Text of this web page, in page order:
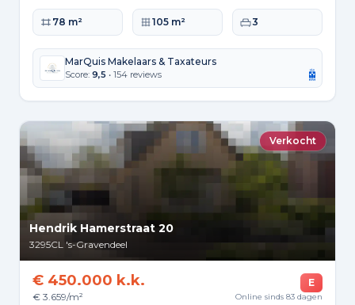
Woonoppervlakte
78 m² Perceeloppervlakte
105 m² Slaapkamers
3
MarQuis Makelaars & Taxateurs
Score: 9,5 • 154 reviews
Verkocht
Hendrik Hamerstraat 20
3295CL 's-Gravendeel
€ 450.000 k.k.
€ 3.659/m²
E
Online sinds 83 dagen